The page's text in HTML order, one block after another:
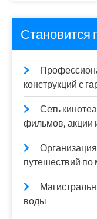
Становится
конструкций с
Сеть
фильмов, акции
путешествий по
воды